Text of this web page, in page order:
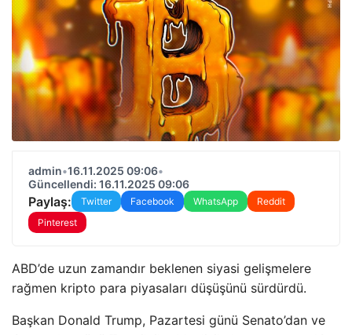
admin•16.11.2025 09:06•
Güncellendi: 16.11.2025 09:06
Paylaş: Twitter Facebook WhatsApp
Reddit
Pinterest
ABD’de uzun zamandır beklenen siyasi gelişmelere
rağmen kripto para piyasaları düşüşünü sürdürdü.
Başkan Donald Trump, Pazartesi günü Senato’dan ve